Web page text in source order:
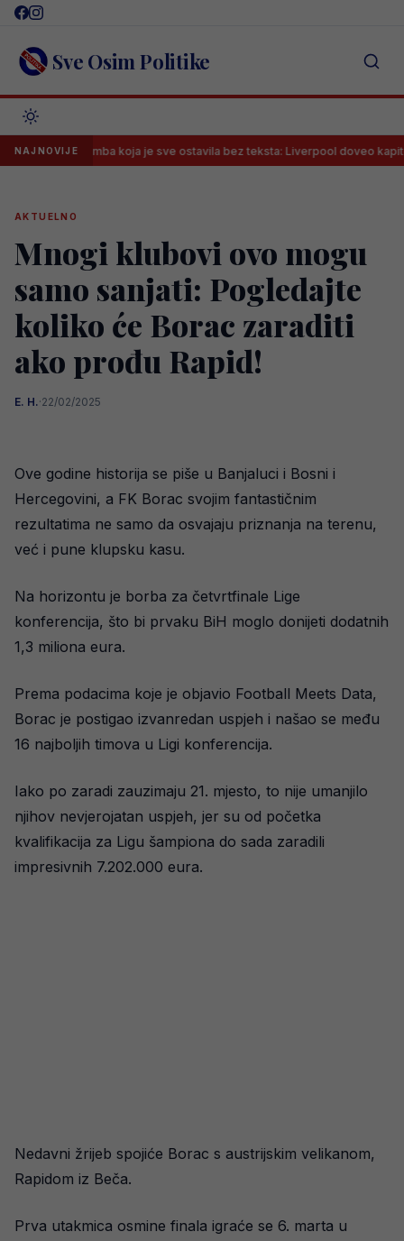
Skip
content Sve Osim Politike
NAJNOVIJE
Bomba koja je sve ostavila bez teksta: Liverpool doveo kapitena
AKTUELNO
Mnogi klubovi ovo mogu
samo sanjati: Pogledajte
koliko će Borac zaraditi
ako prođu Rapid!
E. H.·22/02/2025
Ove godine historija se piše u Banjaluci i Bosni i
Hercegovini, a FK Borac svojim fantastičnim
rezultatima ne samo da osvajaju priznanja na terenu,
već i pune klupsku kasu.
Na horizontu je borba za četvrtfinale Lige
konferencija, što bi prvaku BiH moglo donijeti dodatnih
1,3 miliona eura.
Prema podacima koje je objavio Football Meets Data,
Borac je postigao izvanredan uspjeh i našao se među
16 najboljih timova u Ligi konferencija.
Iako po zaradi zauzimaju 21. mjesto, to nije umanjilo
njihov nevjerojatan uspjeh, jer su od početka
kvalifikacija za Ligu šampiona do sada zaradili
impresivnih 7.202.000 eura.
Nedavni žrijeb spojiće Borac s austrijskim velikanom,
Rapidom iz Beča.
Prva utakmica osmine finala igraće se 6. marta u